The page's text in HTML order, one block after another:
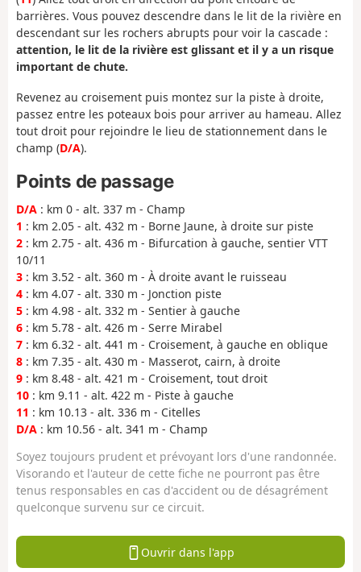
barrières. Vous pouvez descendre dans le lit de la rivière en
descendant sur les rochers abrupts pour voir la cascade :
attention, le lit de la rivière est glissant et il y a un risque
important de chute.
Revenez au croisement puis montez sur la piste à droite,
passez entre les poteaux bois pour arriver au hameau. Allez
tout droit pour rejoindre le lieu de stationnement dans le
champ (D/A).
Points de passage
D/A : km 0 - alt. 337 m - Champ
1 : km 2.05 - alt. 432 m - Borne Jaune, à droite sur piste
2 : km 2.75 - alt. 436 m - Bifurcation à gauche, sentier VTT
10/11
3 : km 3.52 - alt. 360 m - À droite avant le ruisseau
4 : km 4.07 - alt. 330 m - Jonction piste
5 : km 4.98 - alt. 332 m - Sentier à gauche
6 : km 5.78 - alt. 426 m - Serre Mirabel
7 : km 6.32 - alt. 441 m - Croisement, à gauche en oblique
8 : km 7.35 - alt. 430 m - Masserot, cairn, à droite
9 : km 8.48 - alt. 421 m - Croisement, tout droit
10 : km 9.11 - alt. 422 m - Piste à gauche
11 : km 10.13 - alt. 336 m - Citelles
D/A : km 10.56 - alt. 341 m - Champ
Soyez toujours prudent et prévoyant lors d'une randonnée.
Visorando et l'auteur de cette fiche ne pourront pas être
tenus responsables en cas d'accident ou de désagrément
quelconque survenu sur ce circuit.
Ouvrir dans l'app